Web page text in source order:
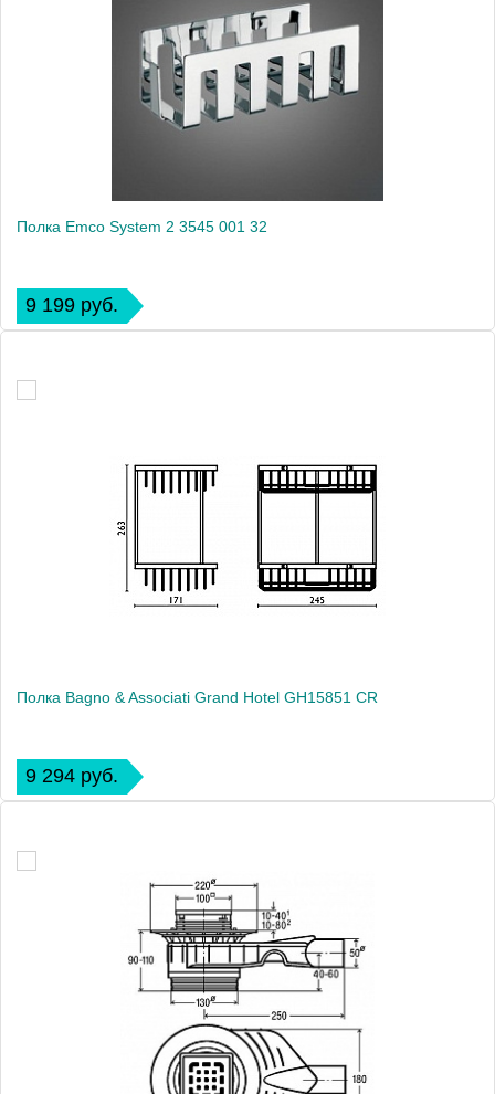
Полка Emco System 2 3545 001 32
9 199 руб.
Полка Bagno & Associati Grand Hotel GH15851 CR
9 294 руб.